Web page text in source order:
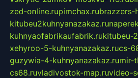
zed-online.rupimchax.rubrazzers-
kitubeu2kuhnyanazakaz.ru
kuhnyaofabrikaufabrik.rukitubeu-
xehyroo-5-kuhnyanazakaz.rucs-
guzywia-4-kuhnyanazakaz.rumir-
cs68.ruvladivostok-map.ruvideo-